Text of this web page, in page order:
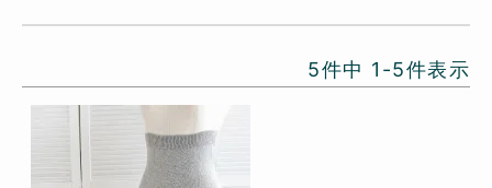
5件中 1 -5件表示